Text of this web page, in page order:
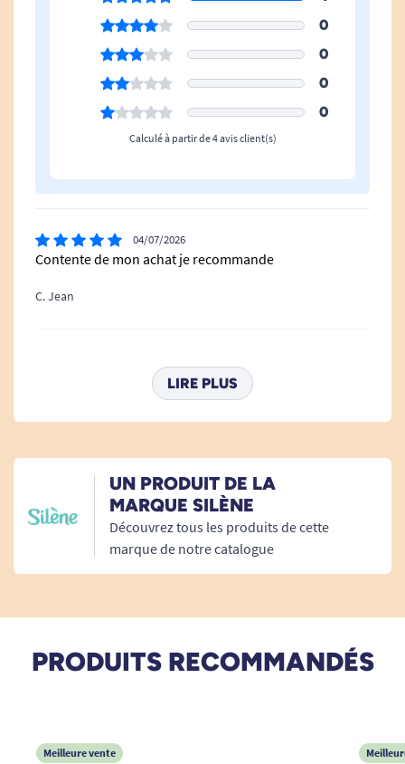
XXS, Taille XXXL
0
0
0
0
Calculé à partir de 4 avis client(s)
04/07/2026
Contente de mon achat je recommande
C. Jean
très ben conçues, contact agréable à la peau bien
absorbantes pur incontinence légère .
20/07/2018
je suis enchantée merci
A. Anonymous
31/12/2014
A. Anonymous
LIRE PLUS
UN PRODUIT DE LA
MARQUE SILÈNE
Découvrez tous les produits de cette
marque de notre catalogue
PRODUITS RECOMMANDÉS
Meilleure vente